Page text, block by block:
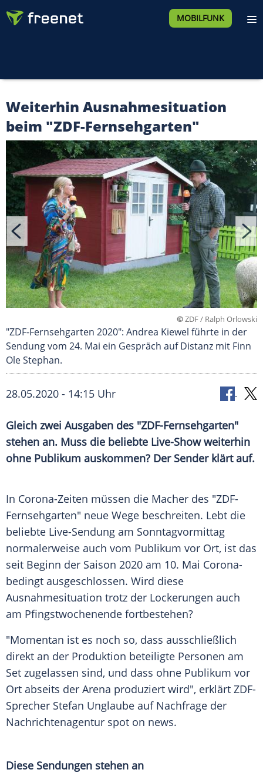
MOBILFUNK
Weiterhin Ausnahmesituation
beim "ZDF-Fernsehgarten"
©ZDF / Ralph Orlowski
"ZDF-Fernsehgarten 2020": Andrea Kiewel führte in der
Sendung vom 24. Mai ein Gespräch auf Distanz mit Finn
Ole Stephan.
28.05.2020 - 14:15 Uhr
Gleich zwei Ausgaben des "ZDF-Fernsehgarten"
stehen an. Muss die beliebte Live-Show weiterhin
ohne Publikum auskommen? Der Sender klärt auf.
In Corona-Zeiten müssen die Macher des "ZDF-
Fernsehgarten" neue Wege beschreiten. Lebt die
beliebte Live-Sendung am Sonntagvormittag
normalerweise auch vom Publikum vor Ort, ist das
seit Beginn der Saison 2020 am 10. Mai Corona-
bedingt ausgeschlossen. Wird diese
Ausnahmesituation trotz der Lockerungen auch
am Pfingstwochenende fortbestehen?
"Momentan ist es noch so, dass ausschließlich
direkt an der Produktion beteiligte Personen am
Set zugelassen sind, und dass ohne Publikum vor
Ort abseits der Arena produziert wird", erklärt ZDF-
Sprecher Stefan Unglaube auf Nachfrage der
Nachrichtenagentur spot on news.
Diese Sendungen stehen an